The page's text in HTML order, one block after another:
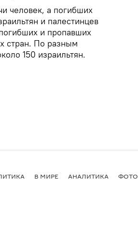
человек, а погибших
и палестинцев
и пропавших
стран. По разным
150 израильтян.
В МИРЕ АНАЛИТИКА ФОТО